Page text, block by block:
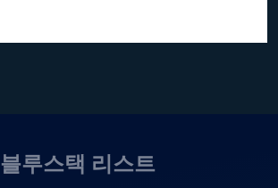
블루스택 리스트